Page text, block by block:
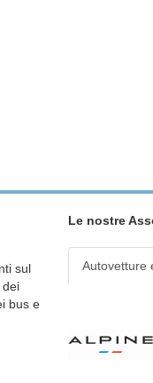
sul
dei
bus e
Le nostre
Autovetture